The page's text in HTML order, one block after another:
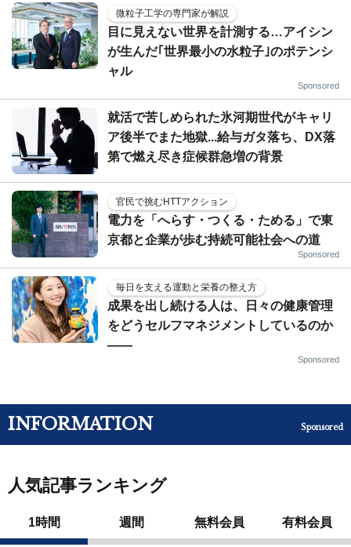
微粒子工学の専門家が解説
目に見えない世界を計測する…アイシン
が生んだ｢世界最小の水粒子｣のポテンシ
ャル
Sponsored
就活で苦しめられた氷河期世代がキャリ
ア後半でまた地獄...給与ガタ落ち、DX落
第で燃え尽き症候群急増の背景
官民で挑むHTTアクション
電力を「へらす・つくる・ためる」で東
京都と企業が歩む持続可能社会への道
Sponsored
毎日を支える運動と栄養の整え方
成果を出し続ける人は、日々の健康管理
をどうセルフマネジメントしているのか
——
Sponsored
INFORMATION Sponsored
人気記事ランキング
1時間 週間 無料会員 有料会員